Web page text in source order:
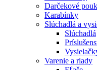
Darčekové
Karabínky
Slúchadlá a
Slúchadlá
Varenie a riady